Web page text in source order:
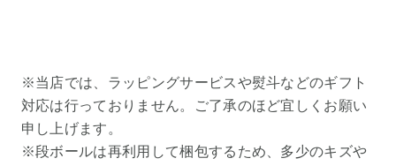
※当店では、ラッピングサービスや熨斗などのギフト
対応は行っておりません。ご了承のほど宜しくお願い
申し上げます。
※段ボールは再利用して梱包するため、多少のキズや